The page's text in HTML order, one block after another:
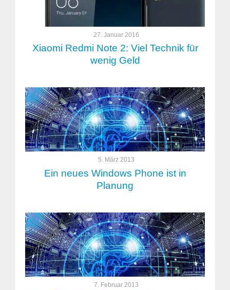
27. Januar 2016
Xiaomi Redmi Note 2: Viel Technik für
wenig Geld
5. März 2013
Ein neues Windows Phone ist in
Planung
7. Februar 2013